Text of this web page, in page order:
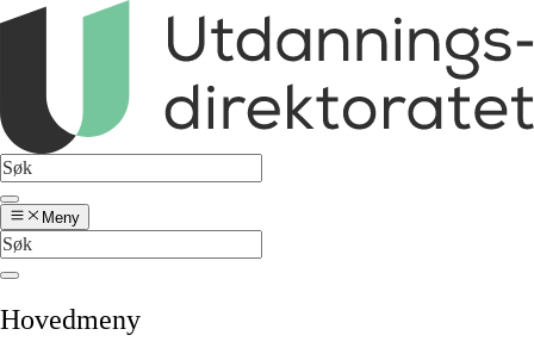
Meny
Hovedmeny